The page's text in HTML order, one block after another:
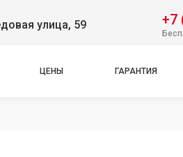
улица, 59 +7
ЦЕНЫ ГАРАНТИЯ